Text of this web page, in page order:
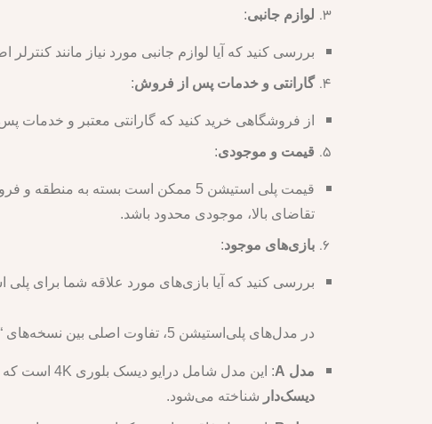
لوازم جانبی:
بررسی کنید که آیا لوازم جانبی مورد نیاز مانند
گارانتی و خدمات پس از فروش:
از فروشگاهی خرید کنید که گارانتی معتبر و
قیمت و موجودی:
قیمت پلی استیشن 5 ممکن است بسته
تقاضای بالا، موجودی محدود باشد.
بازی‌های موجود:
بررسی کنید که آیا بازی‌های مورد علاقه شما برای پلی استیشن 5 موجود هستند و آیا این کنسول از بازی‌های نسل قبلی
در مدل‌های پلی‌استیشن 5، تفاوت اصلی بین نسخه‌های “A” و “B” به وجود یا عدم وجود درایو دیسک برمی‌گردد:
مدل A : این مدل شامل درایو دیسک بلوری 4K است که به شما امکان می‌دهد بازی‌ها و فیلم‌های فیزیکی را اجرا کنید. این مدل به عنوان
دیسک‌دار شناخته می‌شود.